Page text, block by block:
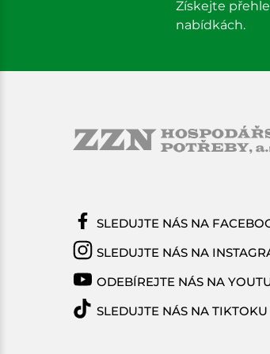
Získejte
nabídkách.
SLEDUJTE NÁS NA
SLEDUJTE NÁS NA
ODEBÍREJTE NÁS NA
SLEDUJTE NÁS NA TIKTOKU